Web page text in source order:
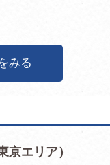
みる
京エリア）